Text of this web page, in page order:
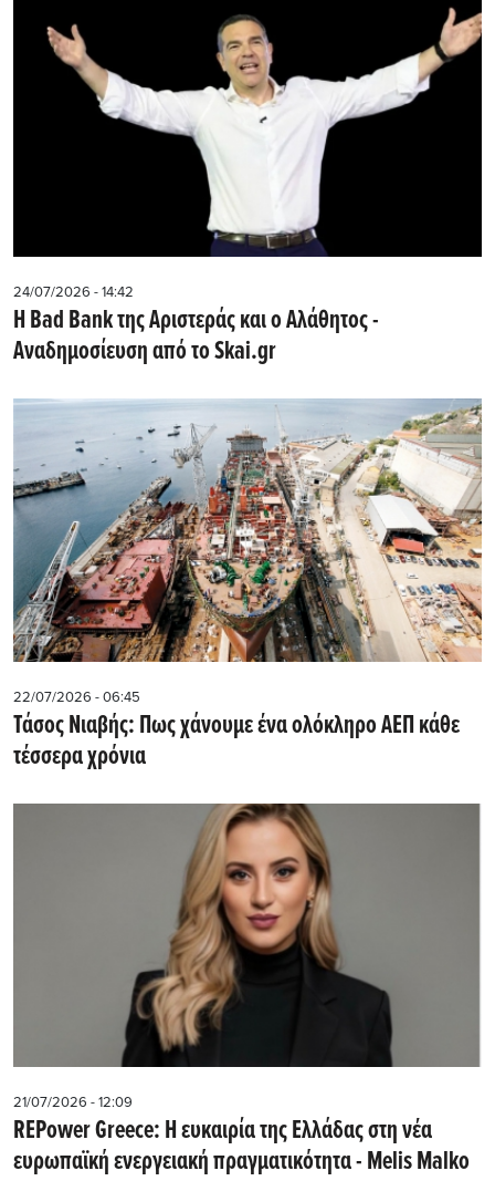
24/07/2026 - 14:42
Η Bad Bank της Αριστεράς και ο Αλάθητος -
Αναδημοσίευση από το Skai.gr
22/07/2026 - 06:45
Τάσος Νιαβής: Πως χάνουμε ένα ολόκληρο ΑΕΠ κάθε
τέσσερα χρόνια
21/07/2026 - 12:09
REPower Greece: Η ευκαιρία της Ελλάδας στη νέα
ευρωπαϊκή ενεργειακή πραγματικότητα - Μelis Malko